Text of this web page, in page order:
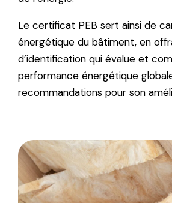
Le certificat PEB sert ainsi de
énergétique du bâtiment, en
d’identification qui évalue et
performance énergétique
recommandations pour son